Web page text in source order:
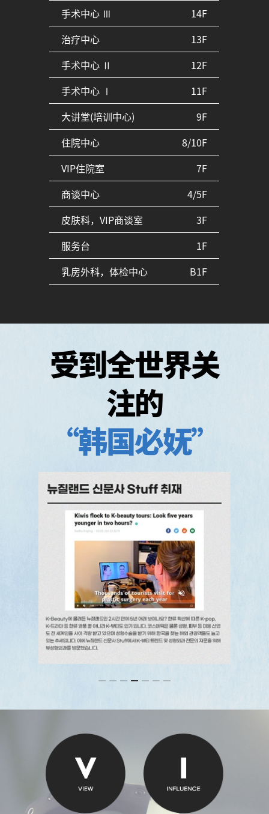
手术中心 Ⅲ
14F
治疗中心
13F
手术中心 Ⅱ
12F
手术中心 Ⅰ
11F
大讲堂(培训中心)
9F
住院中心
8/10F
VIP住院室
7F
商谈中心
4/5F
皮肤科，VIP商谈室
3F
服务台
1F
乳房外科，体检中心
B1F
受到全世界关
注的
“韩国必妩”